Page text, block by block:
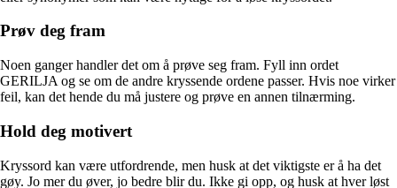
Prøv deg fram
Noen ganger handler det om å prøve seg fram. Fyll inn ordet
GERILJA og se om de andre kryssende ordene passer. Hvis noe virker
feil, kan det hende du må justere og prøve en annen tilnærming.
Hold deg motivert
Kryssord kan være utfordrende, men husk at det viktigste er å ha det
gøy. Jo mer du øver, jo bedre blir du. Ikke gi opp, og husk at hver løst